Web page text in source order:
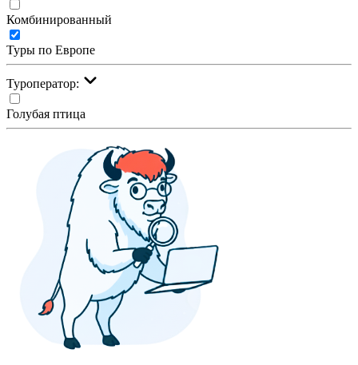
Комбинированный
Туры по Европе
Туроператор:
Голубая птица